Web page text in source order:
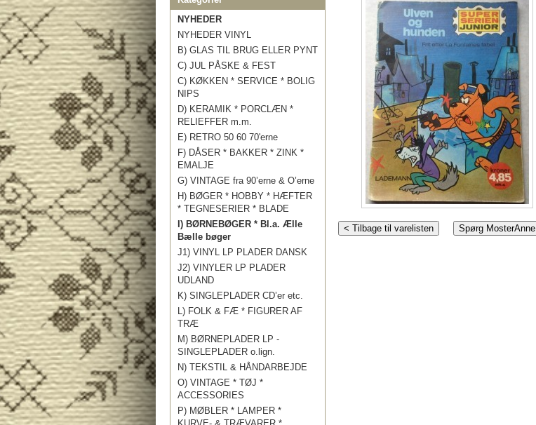
NYHEDER
NYHEDER VINYL
B) GLAS TIL BRUG ELLER PYNT
C) JUL PÅSKE & FEST
C) KØKKEN * SERVICE * BOLIG
NIPS
D) KERAMIK * PORCLÆN *
RELIEFFER m.m.
E) RETRO 50 60 70'erne
F) DÅSER * BAKKER * ZINK *
EMALJE
G) VINTAGE fra 90’erne & O’erne
H) BØGER * HOBBY * HÆFTER
* TEGNESERIER * BLADE
I) BØRNEBØGER * Bl.a. Ælle
Bælle bøger
J1) VINYL LP PLADER DANSK
J2) VINYLER LP PLADER
UDLAND
K) SINGLEPLADER CD’er etc.
L) FOLK & FÆ * FIGURER AF
TRÆ
M) BØRNEPLADER LP -
SINGLEPLADER o.lign.
N) TEKSTIL & HÅNDARBEJDE
O) VINTAGE * TØJ *
ACCESSORIES
P) MØBLER * LAMPER *
< Tilbage til varelisten Spørg MosterAnne